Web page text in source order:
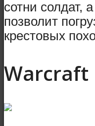
сотни солдат,
позволит
крестовых
Warcraft